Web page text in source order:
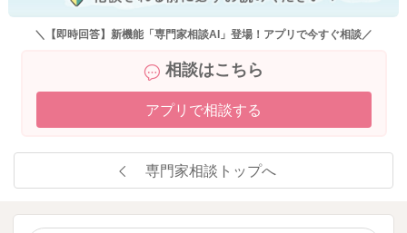
なかなか進まない事でのイライラ感もあるかもしれませんが、
お子様の成長、心を豊かに育てる事にも繋がると感じます。
その工夫として、食に興味を持たせるために子どものテンショ
ンを上げることはおすすめです。好きなキャラクターの食器に
食事は五感を使うもので、視覚・聴覚・臭覚・味覚・触覚の五
＼【即時回答】新機能「専門家相談AI」登場！アプリで今すぐ相談／
相談はこちら
アプリで相談する
専門家相談トップへ